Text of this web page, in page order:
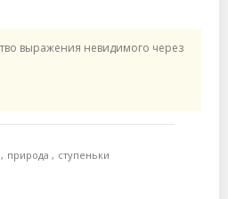
выражения невидимого через
природа ступеньки